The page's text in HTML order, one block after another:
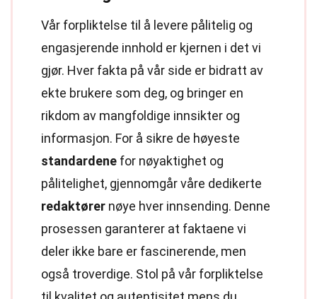
Vår forpliktelse til å levere pålitelig og
engasjerende innhold er kjernen i det vi
gjør. Hver fakta på vår side er bidratt av
ekte brukere som deg, og bringer en
rikdom av mangfoldige innsikter og
informasjon. For å sikre de høyeste
standardene for nøyaktighet og
pålitelighet, gjennomgår våre dedikerte
redaktører nøye hver innsending. Denne
prosessen garanterer at faktaene vi
deler ikke bare er fascinerende, men
også troverdige. Stol på vår forpliktelse